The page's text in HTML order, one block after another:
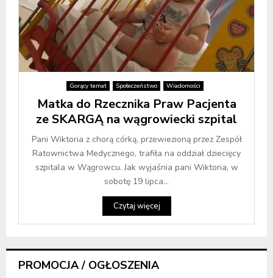
Gorący temat Społeczeństwo Wiadomości
Matka do Rzecznika Praw Pacjenta
ze SKARGĄ na wągrowiecki szpital
Pani Wiktoria z chorą córką, przewiezioną przez Zespół
Ratownictwa Medycznego, trafiła na oddział dziecięcy
szpitala w Wągrowcu. Jak wyjaśnia pani Wiktoria, w
sobotę 19 lipca...
Czytaj więcej
PROMOCJA / OGŁOSZENIA